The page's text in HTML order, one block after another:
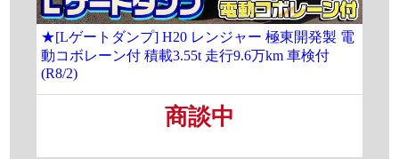
★[Lゲートダンプ] H20 レンジャー 極東開発製 電
動コボレーン付 積載3.55t 走行9.6万km 車検付
(R8/2)
商談中